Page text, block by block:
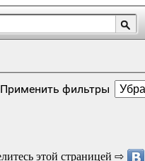
Применить фильтры